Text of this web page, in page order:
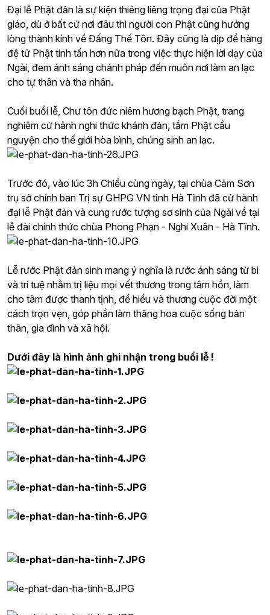
Đại lễ Phật đản là sự kiện thiêng liêng trọng đại của Phật
giáo, dù ở bất cứ nơi đâu thì người con Phật cũng hướng
lòng thành kính về Đấng Thế Tôn. Đây cũng là dịp để hàng
đệ tử Phật tinh tấn hơn nữa trong việc thực hiện lời dạy của
Ngài, đem ánh sáng chánh pháp đến muôn nơi làm an lạc
cho tự thân và tha nhân.
Cuối buổi lễ, Chư tôn đức niêm hương bạch Phật, trang
nghiêm cử hành nghi thức khánh đản, tắm Phật cầu
nguyện cho thế giới hòa bình, chúng sinh an lạc.
Trước đó, vào lúc 3h Chiều cùng ngày, tại chùa Cảm Sơn
trụ sở chính ban Trị sự GHPG VN tỉnh Hà Tĩnh đã cử hành
đại lễ Phật đản và cung rước tượng sơ sinh của Ngài về tại
lễ đài chính thức chùa Phong Phạn - Nghi Xuân - Hà Tĩnh.
Lễ rước Phật đản sinh mang ý nghĩa là rước ánh sáng từ bi
và trí tuệ nhằm trị liệu mọi vết thương trong tâm hồn, làm
cho tâm được thanh tịnh, để hiểu và thương cuộc đời một
cách trọn vẹn, góp phần làm thăng hoa cuộc sống bản
thân, gia đình và xã hội.
Dưới đây là hình ảnh ghi nhận trong buổi lễ !